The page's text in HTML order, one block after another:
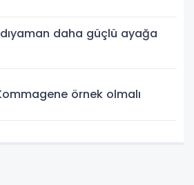
daha güçlü ayağa
örnek olmalı